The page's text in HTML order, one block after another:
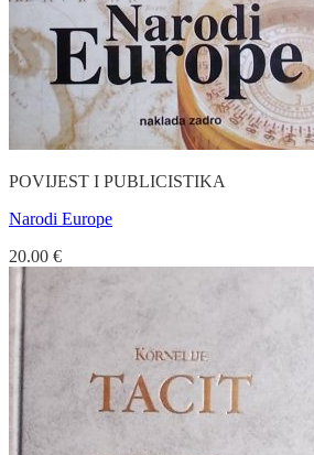
POVIJEST I PUBLICISTIKA
Narodi Europe
20.00 €